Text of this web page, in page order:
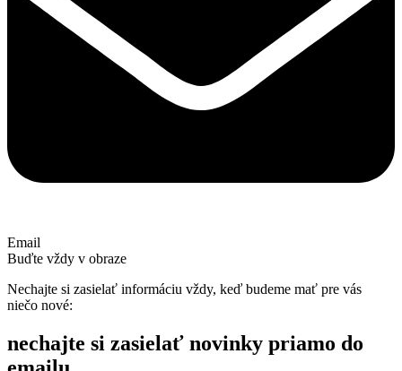
Email
Buďte vždy v obraze
Nechajte si zasielať informáciu vždy, keď budeme mať pre vás
niečo nové:
nechajte si zasielať novinky priamo do